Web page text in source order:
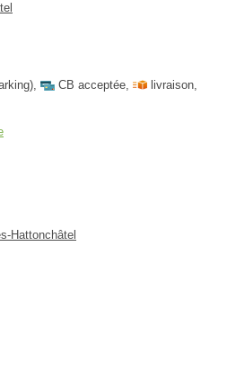
, CB acceptée, livraison,
Hattonchâtel